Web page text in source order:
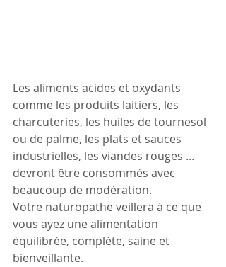
Les aliments acides et oxydants
comme les produits laitiers, les
charcuteries, les huiles de tournesol
ou de palme, les plats et sauces
industrielles, les viandes rouges ...
devront être consommés avec
beaucoup de modération.
Votre naturopathe veillera à ce que
vous ayez une alimentation
équilibrée, complète, saine et
bienveillante.